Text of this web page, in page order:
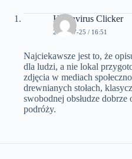
Hantavirus Clicker
2026-07-25 / 16:51
Najciekawsze jest to, że
dla ludzi, a nie lokal
zdjęcia w mediach
drewnianych stołach,
swobodnej obsłudze dobrze
podróży.